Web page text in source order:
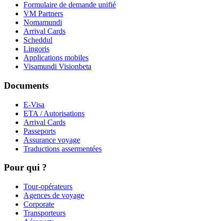
Formulaire de demande unifié
VM Partners
Nomamundi
Arrival Cards
Scheddul
Lingoris
Applications mobiles
Visamundi Visionbeta
Documents
E-Visa
ETA / Autorisations
Arrival Cards
Passeports
Assurance voyage
Traductions assermentées
Pour qui ?
Tour-opérateurs
Agences de voyage
Corporate
Transporteurs